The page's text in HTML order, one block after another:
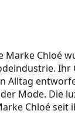
Marke Chloé
Alltag
Mode. Die
Chloé